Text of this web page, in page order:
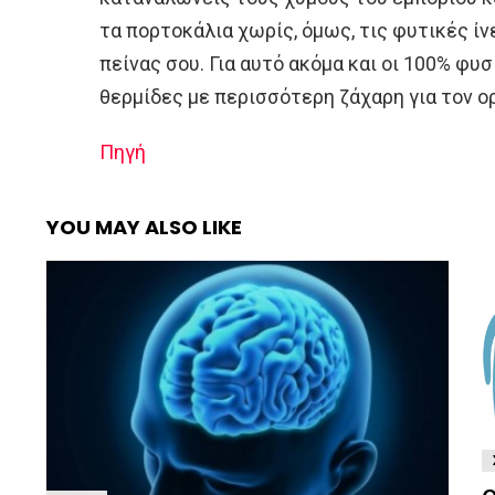
τα πορτοκάλια χωρίς, όμως, τις φυτικές
πείνας σου. Για αυτό ακόμα και οι 100%
θερμίδες με περισσότερη ζάχαρη για τον
Πηγή
YOU MAY ALSO LIKE